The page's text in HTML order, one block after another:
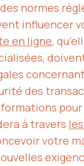
normes
influencer
en ligne,
des
à travers les
votre